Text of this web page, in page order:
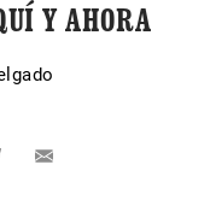
Y AHORA